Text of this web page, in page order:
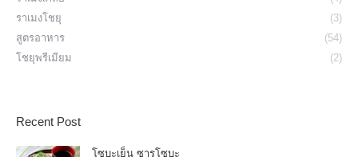
ราเมงโชยุ
(3)
สูตรอาหาร
(54)
โชยุพรีเมียม
(2)
Recent Post
โซบะเย็น ซารุโซบะ